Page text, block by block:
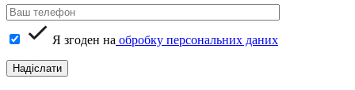
Я згоден на обробку персональних даних